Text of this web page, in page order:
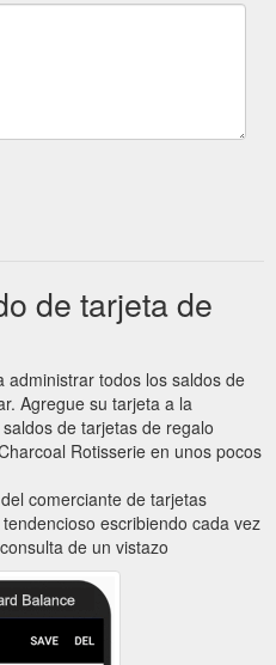
de tarjeta de
administrar todos los saldos de
Agregue su tarjeta a la
de tarjetas de regalo
Rotisserie en unos pocos
comerciante de tarjetas
escribiendo cada vez
de un vistazo